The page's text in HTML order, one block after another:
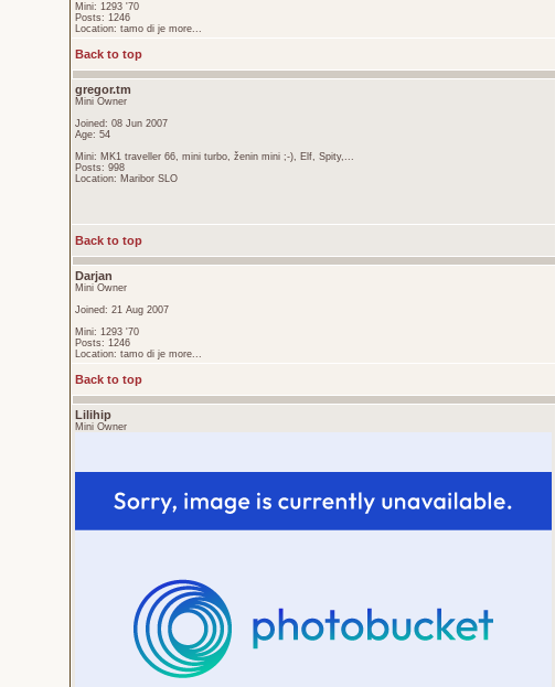
Mini: 1293 '70
Posts: 1246
Location: tamo di je more...
Back to top
gregor.tm
Mini Owner
Joined: 08 Jun 2007
Age: 54
Mini: MK1 traveller 66, mini turbo, ženin mini ;-), Elf, Spity,...
Posts: 998
Location: Maribor SLO
Back to top
Darjan
Mini Owner
Joined: 21 Aug 2007
Mini: 1293 '70
Posts: 1246
Location: tamo di je more...
Back to top
Lilihip
Mini Owner